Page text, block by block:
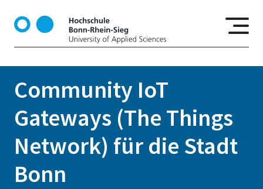
k
Community IoT
Gateways (The Things
Network) für die Stadt
Bonn